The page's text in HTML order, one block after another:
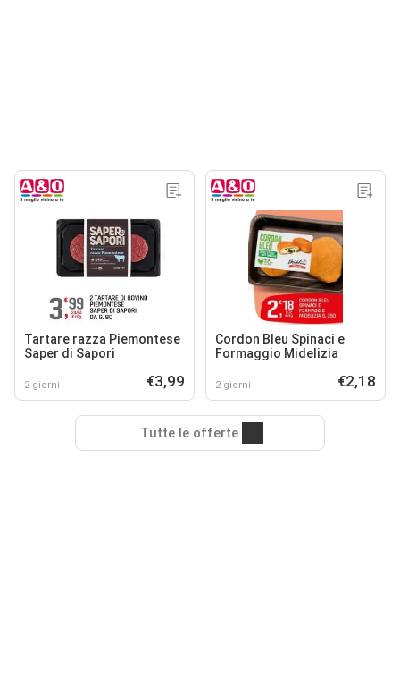
Tartare razza Piemontese
Saper di Sapori
2 giorni €3,99
Cordon Bleu Spinaci e
Formaggio Midelizia
2 giorni €2,18
Tutte le offerte